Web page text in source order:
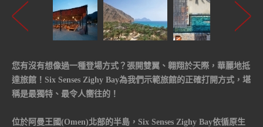
您有沒有想像過一種登場方式？張開雙翼、翱翔於天際，華麗地抵
達旅館！Six Senses Zighy Bay為我們示範旅館的正確打開方式，堪
稱是最獨特、最令人嚮往的！
位於阿曼王國(Omen)北部的半島，Six Senses Zighy Bay依循原生